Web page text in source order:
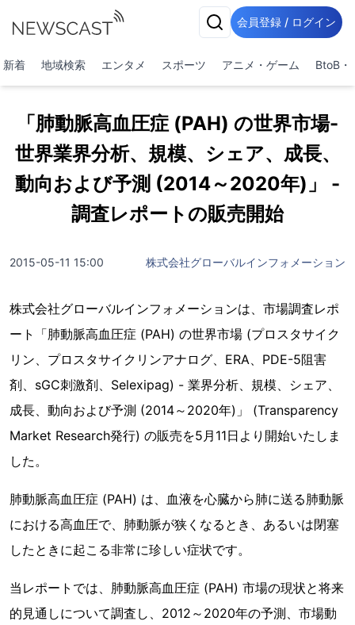
会員登録 / ログイン
新着 地域検索 エンタメ スポーツ アニメ・ゲーム BtoB・
「肺動脈高血圧症 (PAH) の世界市場-
世界業界分析、規模、シェア、成長、
動向および予測 (2014～2020年)」 -
調査レポートの販売開始
2015-05-11 15:00 株式会社グローバルインフォメーション
株式会社グローバルインフォメーションは、市場調査レポ
ート「肺動脈高血圧症 (PAH) の世界市場 (プロスタサイク
リン、プロスタサイクリンアナログ、ERA、PDE-5阻害
剤、sGC刺激剤、Selexipag) - 業界分析、規模、シェア、
成長、動向および予測 (2014～2020年)」 (Transparency
Market Research発行) の販売を5月11日より開始いたしま
した。
肺動脈高血圧症 (PAH) は、血液を心臓から肺に送る肺動脈
における高血圧で、肺動脈が狭くなるとき、あるいは閉塞
したときに起こる非常に珍しい症状です。
当レポートでは、肺動脈高血圧症 (PAH) 市場の現状と将来
的見通しについて調査し、2012～2020年の予測、市場動